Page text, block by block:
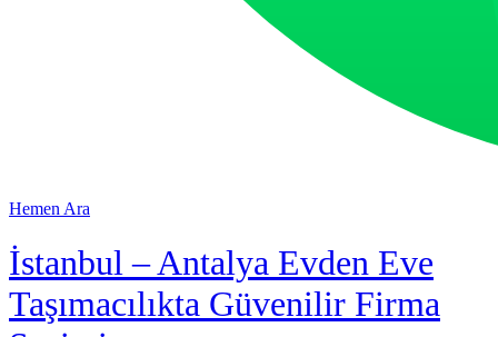
Hemen Ara
İstanbul – Antalya Evden Eve
Taşımacılıkta Güvenilir Firma